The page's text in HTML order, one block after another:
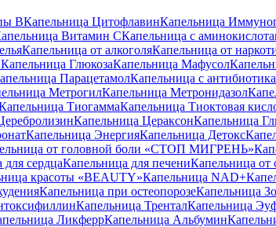
BКапельница ЦитофлавинКапельница
Витамин CКапельница с
Капельница от алкоголяКапельница от
Капельница ГлюкозаКапельница Мафусол
ПарацетамолКапельница с
МетрогилКапельница Метронидазол
ТиогаммаКапельница Тиоктовая
Капельница ЦераксонКапельница
Капельница ЭнергияКапельница Детокс
от головной боли «СТОП МИГРЕНЬ»
сердцаКапельница для печениКапельница от
красоты «BEAUTY»Капельница NAD+
Капельница при остеопорозеКапельница
Капельница ТренталКапельница
ЛикферрКапельница Альбумин